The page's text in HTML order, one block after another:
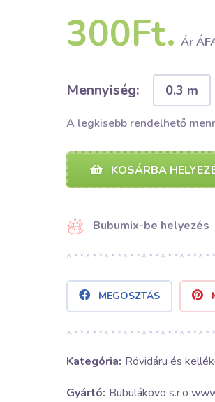
300Ft. Ár
Mennyiség: 0.3 m
A legkisebb rendelhető
KOSÁRBA
Bubumix-be helyezés
MEGOSZTÁS
Kategória: Rövidáru és
Gyártó: Bubulákovo s.r.o